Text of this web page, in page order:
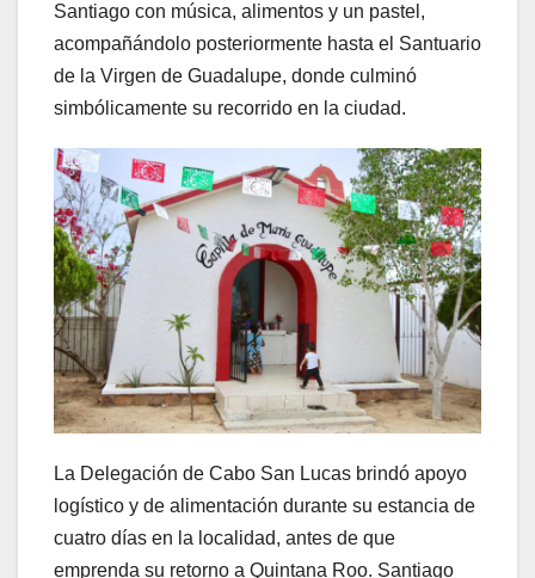
Santiago con música, alimentos y un pastel,
acompañándolo posteriormente hasta el Santuario
de la Virgen de Guadalupe, donde culminó
simbólicamente su recorrido en la ciudad.
La Delegación de Cabo San Lucas brindó apoyo
logístico y de alimentación durante su estancia de
cuatro días en la localidad, antes de que
emprenda su retorno a Quintana Roo. Santiago